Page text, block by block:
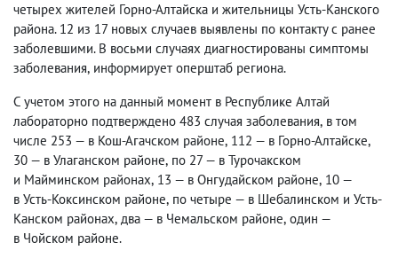
четырех жителей Горно-Алтайска и жительницы Усть-Канского
района. 12 из 17 новых случаев выявлены по контакту с ранее
заболевшими. В восьми случаях диагностированы симптомы
заболевания, информирует оперштаб региона.
С учетом этого на данный момент в Республике Алтай
лабораторно подтверждено 483 случая заболевания, в том
числе 253 — в Кош-Агачском районе, 112 — в Горно-Алтайске,
30 — в Улаганском районе, по 27 — в Турочакском
и Майминском районах, 13 — в Онгудайском районе, 10 —
в Усть-Коксинском районе, по четыре — в Шебалинском и Усть-
Канском районах, два — в Чемальском районе, один —
в Чойском районе.